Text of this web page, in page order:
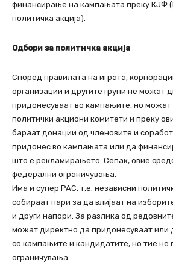
финансирање на кампањата преку КЈФ
политичка акција).
Одбори за политичка акција
Според правилата на играта,
организации и другите групи не можат
придонесуваат во кампањите, но
политички акциони комитети и преку
бараат донации од членовите и
придонес во кампањата или да
што е рекламирањето. Сепак, овие
федерални ограничувања.
Има и супер PAC, т.е. независни
собираат пари за да влијаат на
и други напори. За разлика од
можат директно да придонесуваат или
со кампањите и кандидатите, но тие не
ограничувања.